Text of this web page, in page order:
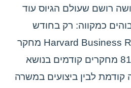
רושם שעולם הגיוס עוד
כמקווה: רק בחודש
שעבר פורסם ב-Harvard Business Review מחקר
חדש, במסגרתו נסקרו 81 מחקרים קודמים בנושא
קודמת לבין ביצועים במשרה